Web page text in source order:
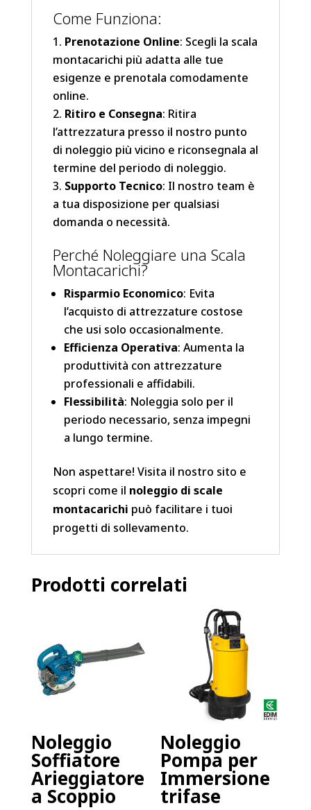
Come Funziona:
Prenotazione Online: Scegli la scala
montacarichi più adatta alle tue
esigenze e prenotala comodamente
online.
Ritiro e Consegna: Ritira
l’attrezzatura presso il nostro punto
di noleggio più vicino e riconsegnala al
termine del periodo di noleggio.
Supporto Tecnico: Il nostro team è
a tua disposizione per qualsiasi
domanda o necessità.
Perché Noleggiare una Scala
Montacarichi?
Risparmio Economico: Evita
l’acquisto di attrezzature costose
che usi solo occasionalmente.
Efficienza Operativa: Aumenta la
produttività con attrezzature
professionali e affidabili.
Flessibilità: Noleggia solo per il
periodo necessario, senza impegni
a lungo termine.
Non aspettare! Visita il nostro sito e
scopri come il noleggio di scale
montacarichi può facilitare i tuoi
progetti di sollevamento.
Prodotti correlati
Noleggio
Soffiatore
Arieggiatore
a Scoppio
Noleggio
Pompa per
Immersione
trifase